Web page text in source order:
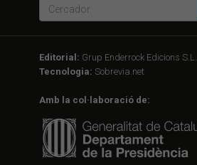
Editorial: Grup Enderrock Edicions S.L.
Tecnologia: Sobrevia.net
Amb la col·laboració de: